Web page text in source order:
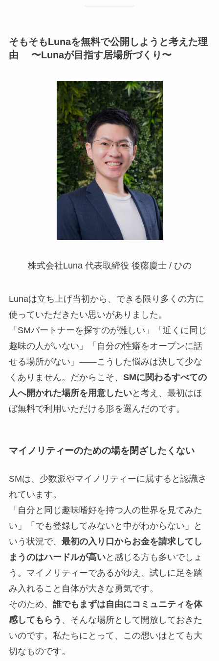
そもそもLunaを無料で公開しようと考えた理
由 〜Lunaが目指す居場所づくり〜
株式会社Luna 代表取締役 後藤慶士 / ひの
Lunaは立ち上げ当初から、できる限り多くの方に
使っていただきたい思いがありました。
「SMパートナーを探すのが難しい」「近くに同じ
趣味の人がいない」「自分の性癖をオープンに話
せる場所がない」――こうした悩みは決して少な
くありません。だからこそ、 SMに関わるすべての
人へ開かれた場所を用意したいと考え、最初はほ
ぼ無料で利用いただける形を選んだのです。
マイノリティーのための場を閉ざしたくない
SMは、少数派やマイノリティーに属すると認識さ
れています。
「自分と同じ趣味嗜好を持つ人の世界を見てみた
い」「でも登録してみないと中がわからない」と
いう状況で、 最初の入り口からお金を請求してし
まうのはハードルが高いと感じる方も多いでしょ
う。マイノリティーであるがゆえ、試しに足を踏
み入れること自体が大きな勇気です。
そのため、 誰でもまずは自由にコミュニティを体
感してもらう 、そんな場所として開放しておきた
いのです。私たちにとって、この想いはとても大
切なものです。